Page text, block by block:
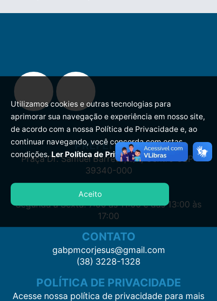
PREFEITURA
Praça Dr. Samuel Barreto, s/n, Centro CEP:
39340-000
ATENDIMENTO
Segunda à Sexta: 7:00 às 11:00 e das 13:00 às
17:00
CONTATO
gabpmcorjesus@gmail.com
(38) 3228-1328
POLÍTICA DE PRIVACIDADE
Acesse nossa política de privacidade para mais
Utilizamos cookies e outras tecnologias para
aprimorar sua navegação e experiência em nosso site,
de acordo com a nossa Política de Privacidade e, ao
continuar navegando, você concorda com estas
condições.Ler Política de Privacidade.
Aceito